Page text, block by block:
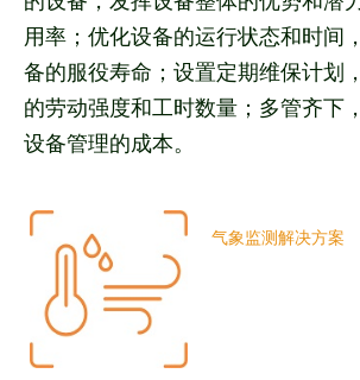
用率；优化设备的运行状态和时间
备的服役寿命；设置定期维保计划
的劳动强度和工时数量；多管齐下
设备管理的成本。
气象监测解决方案